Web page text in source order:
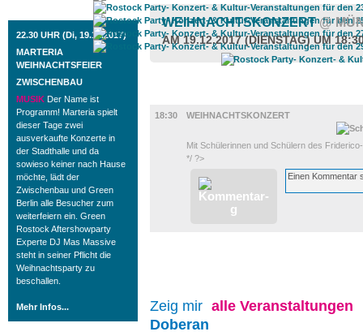
ROSTOCK TAGESTIPP
22.30 UHR (Di, 19.12.2017)
MARTERIA
WEIHNACHTSFEIER
ZWISCHENBAU
MUSIK Der Name ist
Programm! Marteria spielt
dieser Tage zwei
ausverkaufte Konzerte in
der Stadthalle und da
sowieso keiner nach Hause
möchte, lädt der
Zwischenbau und Green
Berlin alle Besucher zum
weiterfeiern ein. Green
Rostock Aftershowparty
Experte DJ Mas Massive
steht in seiner Pflicht die
Weihnachtsparty zu
beschallen.
Mehr Infos...
WEIHNACHTSKONZERT@
AM 19.12.2017 (DIENSTAG) UM
18:30
WEIHNACHTSKONZERT
Mit Schülerinnen und Schülern des
*/ ?>
Zeig mir alle Veranstaltungen
Doberan